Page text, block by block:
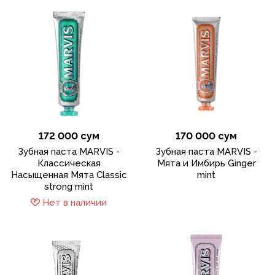
172 000 сум
Зубная паста MARVIS -
Классическая
Насыщенная Мята Classic
strong mint
Нет в наличии
170 000 сум
Зубная паста MARVIS -
Мята и Имбирь Ginger
mint